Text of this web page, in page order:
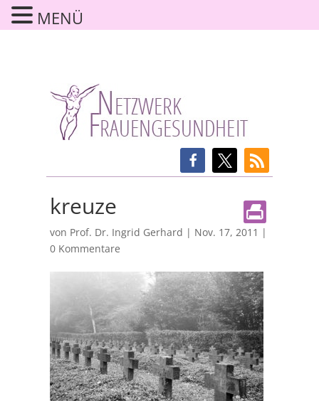
kreuze
von Prof. Dr. Ingrid Gerhard | Nov. 17, 2011 |
0 Kommentare
MENÜ